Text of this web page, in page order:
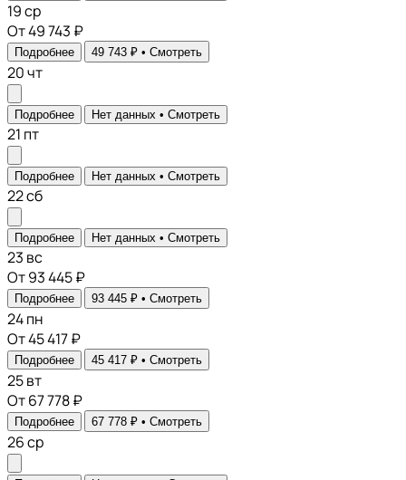
19ср
От 49 743 ₽
Подробнее 49 743 ₽ • Смотреть
20чт
Подробнее Нет данных • Смотреть
21 пт
Подробнее Нет данных • Смотреть
22сб
Подробнее Нет данных • Смотреть
23 вс
От 93 445 ₽
Подробнее 93 445 ₽ • Смотреть
24пн
От 45 417 ₽
Подробнее 45 417 ₽ • Смотреть
25вт
От 67 778 ₽
Подробнее 67 778 ₽ • Смотреть
26ср